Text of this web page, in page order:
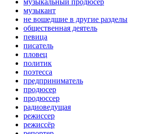
музыкант
не вошедшие в другие разделы
общественная деятель
певица
писатель
пловец
политик
поэтесса
предприниматель
продюсер
продюссер
радиоведущая
режиссер
режиссёр